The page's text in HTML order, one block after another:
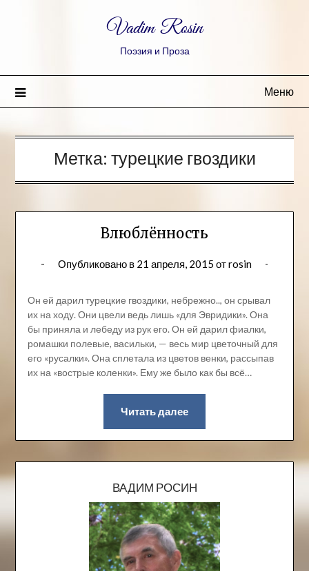
Vadim Rosin
Поэзия и Проза
Меню
Метка: турецкие гвоздики
Влюблённость
Опубликовано в 21 апреля, 2015 отrosin
Он ей дарил турецкие гвоздики, небрежно.., он срывал
их на ходу. Они цвели ведь лишь «для Эвридики». Она
бы приняла и лебеду из рук его. Он ей дарил фиалки,
ромашки полевые, васильки, — весь мир цветочный для
его «русалки». Она сплетала из цветов венки, рассыпав
их на «вострые коленки». Ему же было как бы всё…
Читать далее
ВАДИМ РОСИН